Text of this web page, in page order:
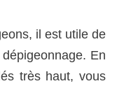
il est utile de
En
très haut, vous